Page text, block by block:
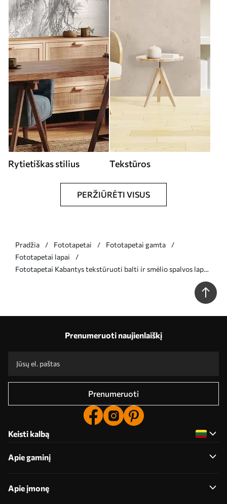
Rytietiškas stilius Tekstūros
PERŽIŪRĖTI VISUS
Pradžia Fototapetai
Fototapetai gamta
Fototapetai lapai
Fototapetai Kabantys tekstūruoti balti ir smėlio spalvos lapai
Prenumeruoti naujienlaiškį
Prenumeruoti
Keisti kalbą
Apie gaminį
Apie įmonę